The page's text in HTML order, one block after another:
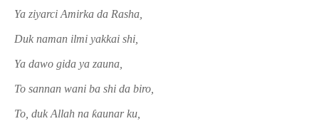
Ya ziyarci Amirka da Rasha,
Duk naman ilmi yakkai shi,
Ya dawo gida ya zauna,
To sannan wani ba shi da biro,
To, duk Allah na ƙaunar ku,